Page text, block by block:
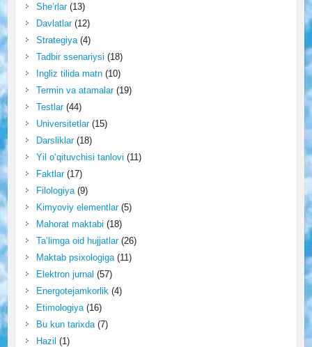
She’rlar(13)
Davlatlar(12)
Strategiya(4)
Tadbir ssenariysi (18)
Ingliz tilida matn(10)
Termin va atamalar(19)
Testlar(44)
Universitetlar(15)
Darsliklar(18)
Yil o‘qituvchisi tanlovi (11)
Faktlar(17)
Filologiya(9)
Kimyoviy elementlar(5)
Mahorat maktabi (18)
Ta’limga oid hujjatlar(26)
Maktab psixologiga(11)
Elektron jurnal (57)
Energotejamkorlik (4)
Etimologiya(16)
Bu kun tarixda(7)
Hazil (1)